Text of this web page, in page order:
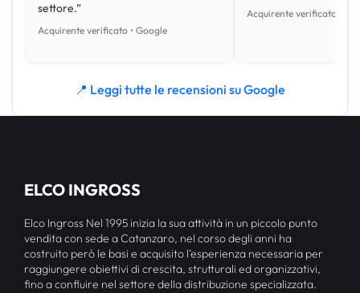
settore.”
Acquirente verificato • Google
Acquirente verificato •
📍 Leggi tutte le recensioni su Google
ELCO INGROSS
Elco Ingross Nel 1995 inizia la sua attività in un piccolo punto
vendita con sede a Catanzaro, nel corso degli anni ha
costruito però le basi e acquisito l’esperienza necessaria per
raggiungere obiettivi di crescita, strutturali ed organizzativi,
fino a confluire nel settore della distribuzione specializzata.